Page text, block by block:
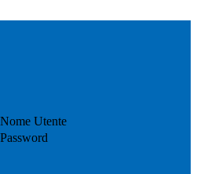
Nome Utente
Password